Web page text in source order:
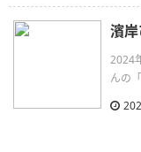
濱
2024
んの